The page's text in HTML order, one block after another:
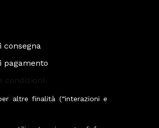
consegna
pagamento
condizioni
altre finalità (“interazioni e